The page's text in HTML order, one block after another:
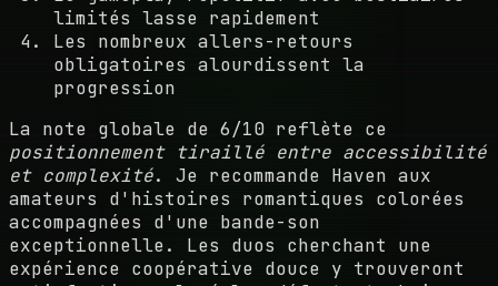
limités lasse rapidement
Les nombreux allers-retours
obligatoires alourdissent la
progression
La note globale de 6/10 reflète ce
positionnement tiraillé entre accessibilité
et complexité. Je recommande Haven aux
amateurs d'histoires romantiques colorées
accompagnées d'une bande-son
exceptionnelle. Les duos cherchant une
expérience coopérative douce y trouveront